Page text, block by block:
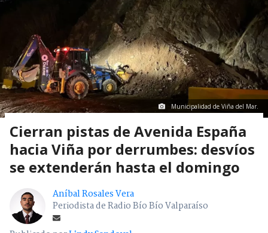
Municipalidad de Viña del Mar.
Cierran pistas de Avenida España
hacia Viña por derrumbes: desvíos
se extenderán hasta el domingo
Aníbal Rosales Vera
Periodista de Radio Bío Bío Valparaíso